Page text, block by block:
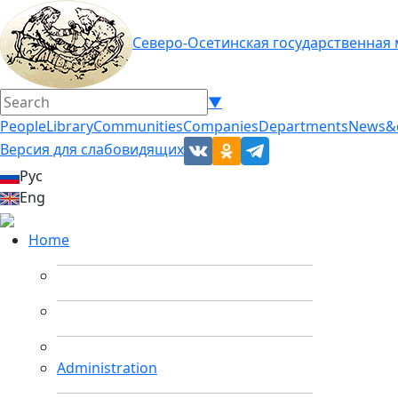
Северо-Осетинская
▼
PeopleLibraryCommunitiesCompaniesDepartments
Версия для слабовидящих
Рус
Eng
Home
Administration